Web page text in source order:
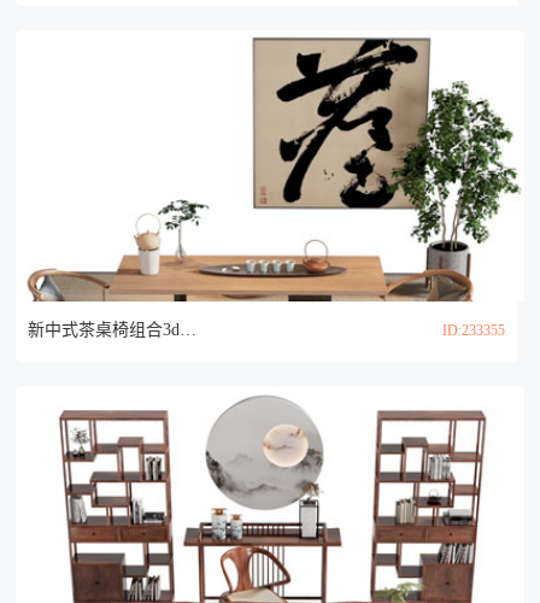
新中式茶桌椅组合3d模型 ID:233355